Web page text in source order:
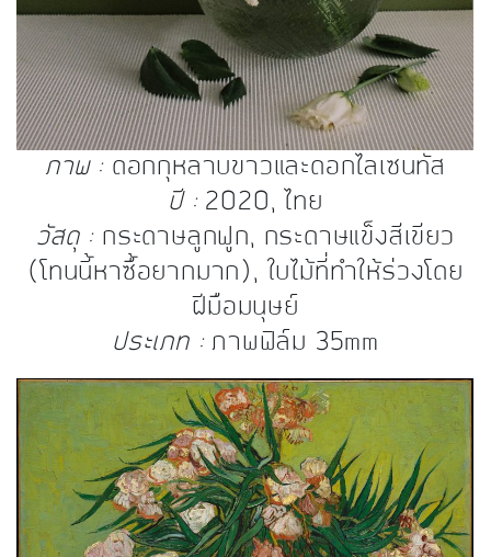
ภาพ :ดอกกุหลาบขาวและดอกไลเซนทัส
ปี :2020, ไทย
วัสดุ :กระดาษลูกฟูก, กระดาษแข็งสีเขียว
(โทนนี้หาซื้อยากมาก), ใบไม้ที่ทำให้ร่วงโดย
ฝีมือมนุษย์
ประเภท :ภาพฟิล์ม 35mm